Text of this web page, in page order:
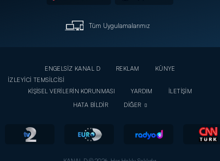
Tüm Uygulamalarımız
ENGELSİZ KANAL D REKLAM
KÜNYE
İZLEYİCİ TEMSİLCİSİ
KİŞİSEL VERİLERİN KORUNMASI
YARDIM
İLETİŞİM
HATA BİLDİR
DİĞER